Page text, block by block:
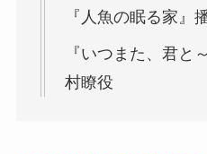
『人魚の眠る家』
『いつまた、君と
村瞭役